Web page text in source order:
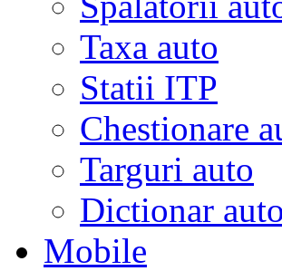
Taxa auto
Statii ITP
Chestionare
Targuri auto
Dictionar auto
Mobile